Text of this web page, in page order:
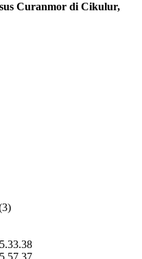
Curanmor di Cikulur,